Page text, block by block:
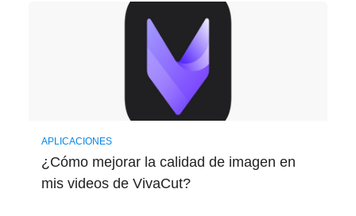
APLICACIONES
¿Cómo mejorar la calidad de imagen en
mis videos de VivaCut?